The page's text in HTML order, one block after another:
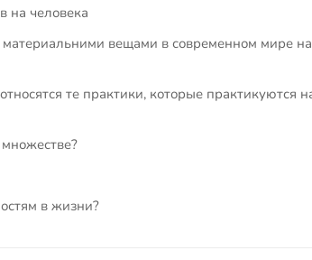
на человека
материальними вещами в современном мире
те практики, которые практикуются
в жизни?